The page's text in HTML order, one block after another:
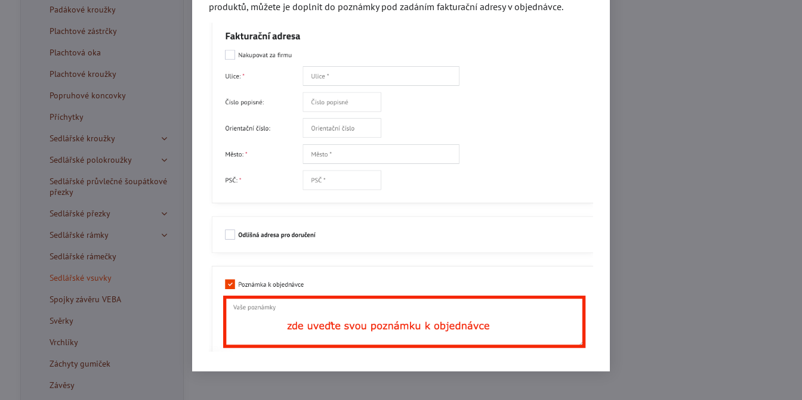
Padákové kroužky
Plachtové zástrčky
Plachtová oka
Plachtové kroužky
Popruhové koncovky
Příchytky
Sedlářské kroužky
Sedlářské polokroužky
Sedlářské průvlečné šoupátkové
přezky
Sedlářské přezky
Sedlářské rámky
Sedlářské rámečky
Sedlářské vsuvky
Spojky závěru VEBA
Svěrky
Vrchlíky
Záchyty gumiček
Závěsy
produktů, můžete je doplnit do poznámky pod zadáním fakturační adresy v objednávce.